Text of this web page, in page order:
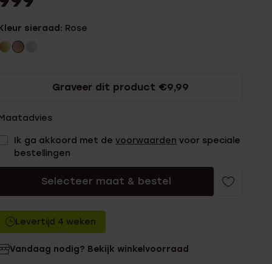
sieraad: Rose
Graveer dit product €9,99
Ik ga akkoord met devoorwaarden voor speciale
bestellingen
Selecteer maat & bestel
Levertijd 4 weken
Vandaag nodig? Bekijk winkelvoorraad